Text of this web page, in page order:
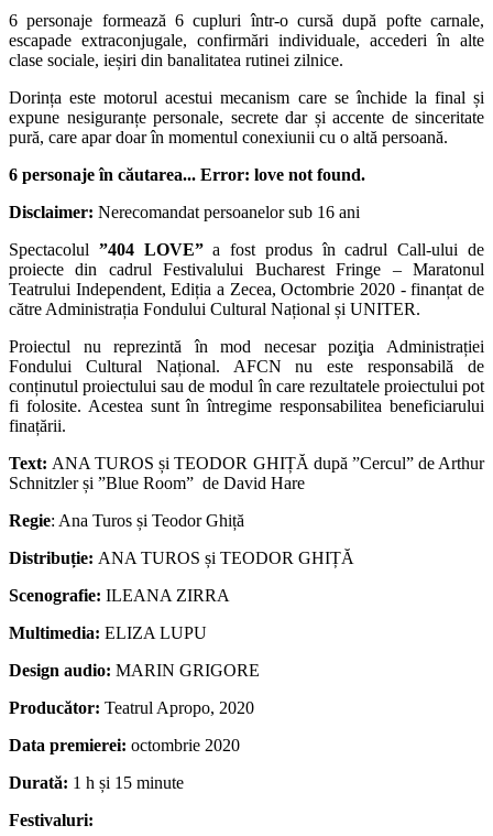
6 personaje formează 6 cupluri într-o cursă după pofte carnale,
escapade extraconjugale, confirmări individuale, accederi în alte
clase sociale, ieșiri din banalitatea rutinei zilnice.
Dorința este motorul acestui mecanism care se închide la final și
expune nesiguranțe personale, secrete dar și accente de sinceritate
pură, care apar doar în momentul conexiunii cu o altă persoană.
6 personaje în căutarea... Error: love not found.
Disclaimer: Nerecomandat persoanelor sub 16 ani
Spectacolul ”404 LOVE”a fost produs în cadrul Call-ului de
proiecte din cadrul Festivalului Bucharest Fringe – Maratonul
Teatrului Independent, Ediția a Zecea, Octombrie 2020 - finanțat de
către Administrația Fondului Cultural Național și UNITER.
Proiectul nu reprezintă în mod necesar poziţia Administrației
Fondului Cultural Național. AFCN nu este responsabilă de
conținutul proiectului sau de modul în care rezultatele proiectului pot
fi folosite. Acestea sunt în întregime responsabilitea beneficiarului
finațării.
Text: ANA TUROS și TEODOR GHIȚĂ după ”Cercul” de Arthur
Schnitzler și ”Blue Room” de David Hare
Regie: Ana Turos și Teodor Ghiță
Distribuție: ANA TUROS și TEODOR GHIȚĂ
Scenografie: ILEANA ZIRRA
Multimedia: ELIZA LUPU
Design audio: MARIN GRIGORE
Producător: Teatrul Apropo, 2020
Data premierei: octombrie 2020
Durată: 1 h și 15 minute
Festivaluri: